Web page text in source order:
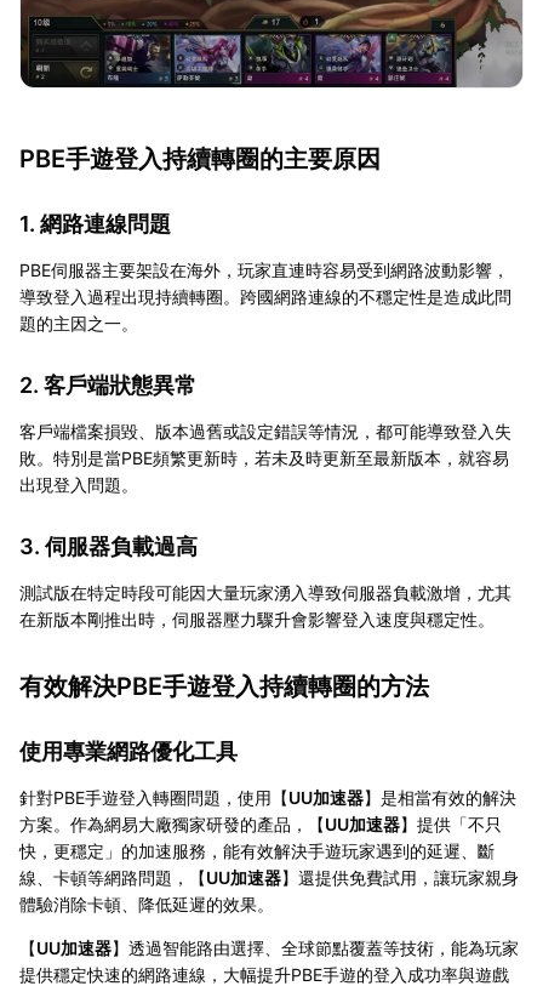
PBE手遊登入持續轉圈的主要原因
1. 網路連線問題
PBE伺服器主要架設在海外，玩家直連時容易受到網路波動影響，
導致登入過程出現持續轉圈。跨國網路連線的不穩定性是造成此問
題的主因之一。
2. 客戶端狀態異常
客戶端檔案損毀、版本過舊或設定錯誤等情況，都可能導致登入失
敗。特別是當PBE頻繁更新時，若未及時更新至最新版本，就容易
出現登入問題。
3. 伺服器負載過高
測試版在特定時段可能因大量玩家湧入導致伺服器負載激增，尤其
在新版本剛推出時，伺服器壓力驟升會影響登入速度與穩定性。
有效解決PBE手遊登入持續轉圈的方法
使用專業網路優化工具
針對PBE手遊登入轉圈問題，使用【UU加速器】是相當有效的解決
方案。作為網易大廠獨家研發的產品，【UU加速器】提供「不只
快，更穩定」的加速服務，能有效解決手遊玩家遇到的延遲、斷
線、卡頓等網路問題，【UU加速器】還提供免費試用，讓玩家親身
體驗消除卡頓、降低延遲的效果。
【UU加速器】透過智能路由選擇、全球節點覆蓋等技術，能為玩家
提供穩定快速的網路連線，大幅提升PBE手遊的登入成功率與遊戲